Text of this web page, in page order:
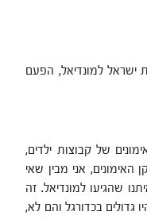
למונדיאל, הפעם
של קבוצות ילדים,
אני מבין שאי
שהגיעו למונדיאל. זה
גדולים בכדורגל והם לא,